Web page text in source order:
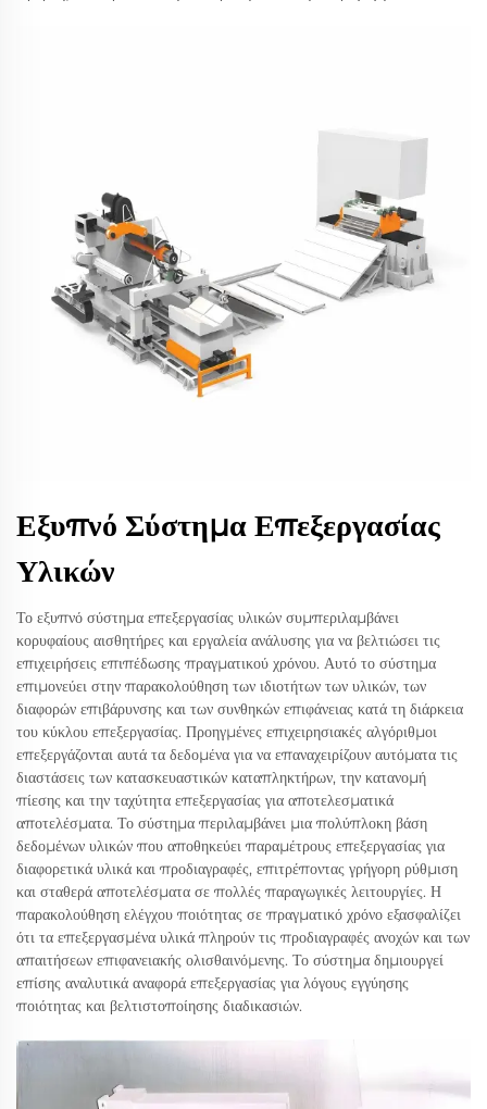
Εξυπνό Σύστημα Επεξεργασίας
Υλικών
Το εξυπνό σύστημα επεξεργασίας υλικών συμπεριλαμβάνει
κορυφαίους αισθητήρες και εργαλεία ανάλυσης για να βελτιώσει τις
επιχειρήσεις επιπέδωσης πραγματικού χρόνου. Αυτό το σύστημα
επιμονεύει στην παρακολούθηση των ιδιοτήτων των υλικών, των
διαφορών επιβάρυνσης και των συνθηκών επιφάνειας κατά τη διάρκεια
του κύκλου επεξεργασίας. Προηγμένες επιχειρησιακές αλγόριθμοι
επεξεργάζονται αυτά τα δεδομένα για να επαναχειρίζουν αυτόματα τις
διαστάσεις των κατασκευαστικών καταπληκτήρων, την κατανομή
πίεσης και την ταχύτητα επεξεργασίας για αποτελεσματικά
αποτελέσματα. Το σύστημα περιλαμβάνει μια πολύπλοκη βάση
δεδομένων υλικών που αποθηκεύει παραμέτρους επεξεργασίας για
διαφορετικά υλικά και προδιαγραφές, επιτρέποντας γρήγορη ρύθμιση
και σταθερά αποτελέσματα σε πολλές παραγωγικές λειτουργίες. Η
παρακολούθηση ελέγχου ποιότητας σε πραγματικό χρόνο εξασφαλίζει
ότι τα επεξεργασμένα υλικά πληρούν τις προδιαγραφές ανοχών και των
απαιτήσεων επιφανειακής ολισθαινόμενης. Το σύστημα δημιουργεί
επίσης αναλυτικά αναφορά επεξεργασίας για λόγους εγγύησης
ποιότητας και βελτιστοποίησης διαδικασιών.